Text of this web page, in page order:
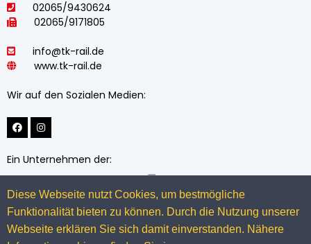
02065/9430624
02065/9171805
info@tk-rail.de
www.tk-rail.de
Wir auf den Sozialen Medien:
Ein Unternehmen der:
Diese Webseite nutzt Cookies, um bestmögliche
Funktionalität bieten zu können. Durch die Nutzung unserer
Webseite erklären Sie sich damit einverstanden. Nähere